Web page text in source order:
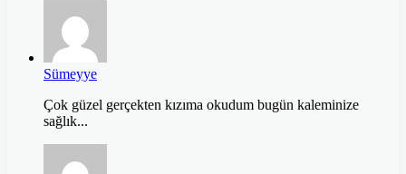
Sümeyye
Çok güzel gerçekten kızıma okudum bugün kaleminize
sağlık...